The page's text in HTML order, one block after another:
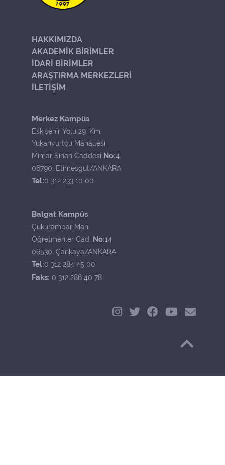
HAKKIMIZDA
AKADEMİK BİRİMLER
İDARİ BİRİMLER
ARAŞTIRMA MERKEZLERİ
İLETİŞİM
Merkez Kampüs
Eskişehir Yolu 29. Km.
Yukarıyurtçu Mahallesi
Mimar Sinan Caddesi No:4
06790, Etimesgut/ANKARA
Tel:0 312 233 10 00
Balgat Kampüs
Çukurambar Mah.
Öğretmenler Cad. No:14
06530, Çankaya/ANKARA
Tel:0 312 284 45 00
Faks: 0 312 286 40 78